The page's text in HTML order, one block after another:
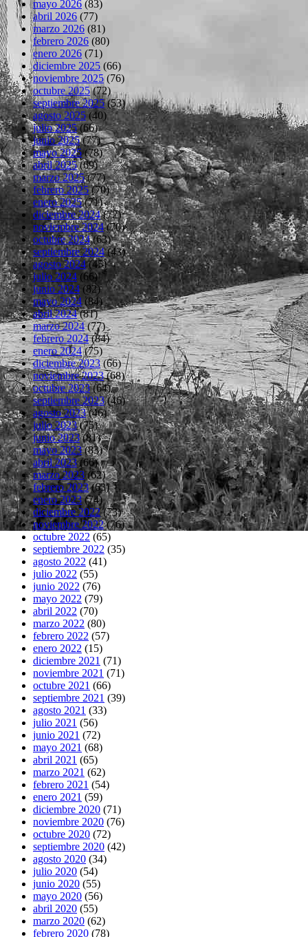
mayo 2026 (83)
abril 2026 (77)
marzo 2026 (81)
febrero 2026 (80)
enero 2026 (71)
diciembre 2025 (66)
noviembre 2025(76)
octubre 2025(72)
septiembre 2025(53)
agosto 2025(40)
julio 2025(66)
junio 2025(77)
mayo 2025(78)
abril 2025(69)
marzo 2025(77)
febrero 2025(70)
enero 2025(71)
diciembre 2024(72)
noviembre 2024(70)
octubre 2024(63)
septiembre 2024(43)
agosto 2024(45)
julio 2024 (66)
junio 2024 (82)
mayo 2024 (84)
abril 2024(81)
marzo 2024(77)
febrero 2024(84)
enero 2024(75)
diciembre 2023(66)
noviembre 2023(68)
octubre 2023(64)
septiembre 2023(46)
agosto 2023(46)
julio 2023(75)
junio 2023(81)
mayo 2023(83)
abril 2023(66)
marzo 2023(62)
febrero 2023(63)
enero 2023(74)
diciembre 2022(73)
noviembre 2022(76)
octubre 2022 (65)
septiembre 2022 (35)
agosto 2022 (41)
julio 2022 (55)
junio 2022 (76)
mayo 2022 (79)
abril 2022 (70)
marzo 2022 (80)
febrero 2022 (57)
enero 2022 (15)
diciembre 2021 (71)
noviembre 2021 (71)
octubre 2021 (66)
septiembre 2021 (39)
agosto 2021 (33)
julio 2021 (56)
junio 2021 (72)
mayo 2021 (68)
abril 2021 (65)
marzo 2021 (62)
febrero 2021 (54)
enero 2021 (59)
diciembre 2020 (71)
noviembre 2020 (76)
octubre 2020 (72)
septiembre 2020 (42)
agosto 2020 (34)
julio 2020 (54)
junio 2020 (55)
mayo 2020 (56)
abril 2020 (55)
marzo 2020 (62)
febrero 2020 (78)